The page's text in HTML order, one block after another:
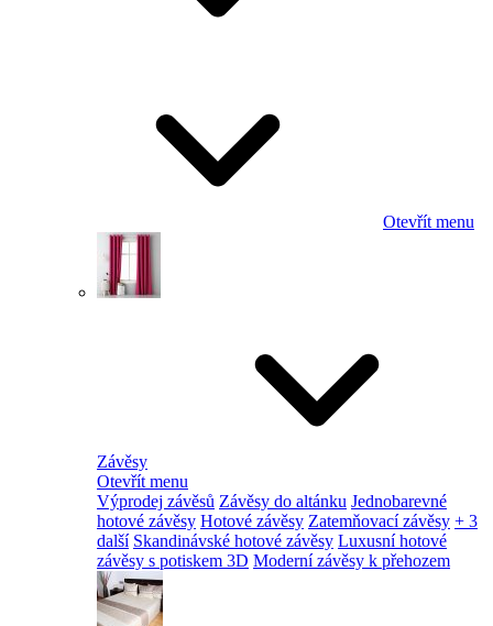
Otevřít menu
Závěsy
Otevřít menu
Výprodej závěsů Závěsy do altánku Jednobarevné
hotové závěsy Hotové závěsy Zatemňovací závěsy + 3
další Skandinávské hotové závěsy Luxusní hotové
závěsy s potiskem 3D Moderní závěsy k přehozem